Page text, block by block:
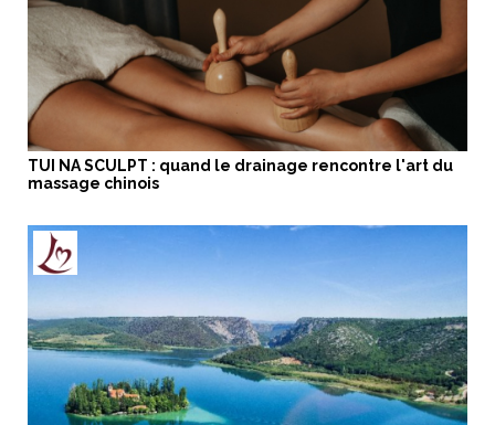
TUI NA SCULPT : quand le drainage rencontre l'art du
massage chinois